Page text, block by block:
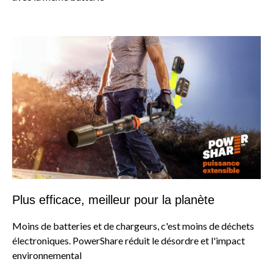
Plus efficace, meilleur pour la planète
Moins de batteries et de chargeurs, c'est moins de déchets
électroniques. PowerShare réduit le désordre et l'impact
environnemental